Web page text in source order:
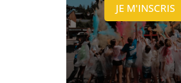
JE M'INSCRIS